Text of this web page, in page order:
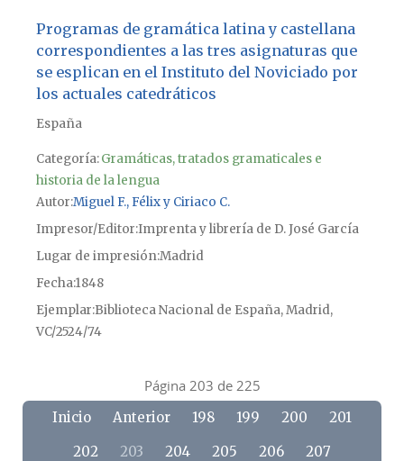
Programas de gramática latina y castellana
correspondientes a las tres asignaturas que
se esplican en el Instituto del Noviciado por
los actuales catedráticos
España
Categoría:Gramáticas, tratados gramaticales e
historia de la lengua
Autor Miguel F., Félix y Ciriaco C.
Impresor/Editor Imprenta y librería de D. José García
Lugar de impresiónMadrid
Fecha1848
Ejemplar Biblioteca Nacional de España, Madrid,
VC/2524/74
Página 203 de 225
Inicio Anterior 198 199 200
201
202
203 204 205 206
207